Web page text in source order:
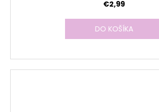
€2,99
DO KOŠÍKA